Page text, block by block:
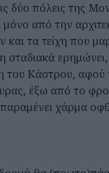
δύο πόλεις της
από την
τα τείχη που
σταδιακά
του Κάστρου, αφού
έξω από το
παραμένει χάρμα